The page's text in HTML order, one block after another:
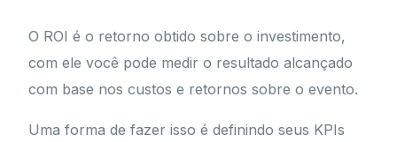
O ROI é o retorno obtido sobre o investimento,
com ele você pode medir o resultado alcançado
com base nos custos e retornos sobre o evento.
Uma forma de fazer isso é definindo seus KPIs